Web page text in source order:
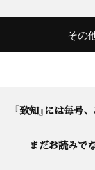
その
『致知』には毎号
まだお読みで